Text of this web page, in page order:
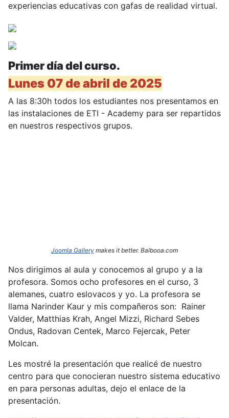
experiencias educativas con gafas de realidad virtual.
Primer día del curso.
Lunes 07 de abril de 2025
A las 8:30h todos los estudiantes nos presentamos en
las instalaciones de ETI - Academy para ser repartidos
en nuestros respectivos grupos.
Joomla Gallery makes it better. Balbooa.com
Nos dirigimos al aula y conocemos al grupo y a la
profesora. Somos ocho profesores en el curso, 3
alemanes, cuatro eslovacos y yo. La profesora se
llama Narinder Kaur y mis compañeros son: Rainer
Valder, Matthias Krah, Angel Mizzi, Richard Sebes
Ondus, Radovan Centek, Marco Fejercak, Peter
Molcan.
Les mostré la presentación que realicé de nuestro
centro para que conocieran nuestro sistema educativo
en para personas adultas, dejo el enlace de la
presentación.